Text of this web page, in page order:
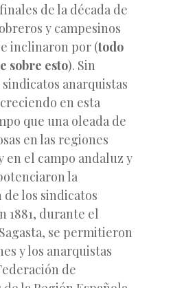
de la década de
y campesinos
inclinaron por (todo
sobre esto). Sin
anarquistas
en esta
que una oleada de
en las regiones
en el campo andaluz y
la
los sindicatos
1881, durante el
se permitieron
y los anarquistas
de